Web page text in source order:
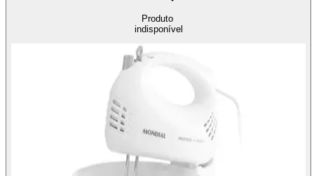
Produto
indisponível